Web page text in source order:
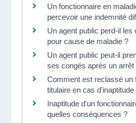
Un fonctionnaire en
percevoir une indemnité
Un agent public perd-il les
pour cause de maladie ?
Un agent public peut-il
ses congés après un arrêt
Comment est reclassé un
titulaire en cas
Inaptitude d'un
quelles conséquences ?